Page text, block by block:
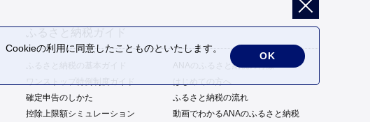
ふるさと納税ガイド
ふるさと納税の基本ガイド
ANAのふるさと納税の特徴
ワンストップ特例制度ガイド
確定申告のしかた
ふるさと納税の流れ
控除上限額シミュレーション
動画でわかるANAのふるさと納税
の利用に同意したことものといたします。
OK